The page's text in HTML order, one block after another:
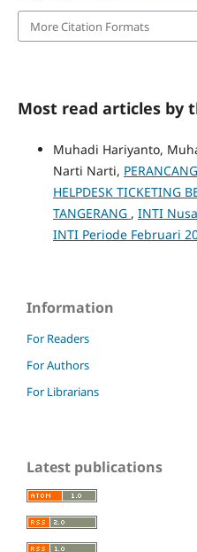
More Citation Formats
Most read articles by
Muhadi Hariyanto,
Narti Narti,
HELPDESK TICKETING
TANGERANG , INTI
INTI Periode Februari
Information
For Readers
For Authors
For Librarians
Latest publications